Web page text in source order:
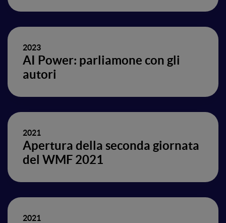
2023
AI Power: parliamone con gli
autori
2021
Apertura della seconda giornata
del WMF 2021
2021